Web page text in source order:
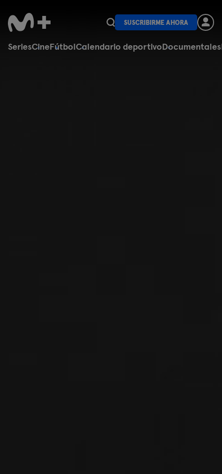
SeriesCineFútbolCalendario deportivoDocumentales
SUSCRIBIRME AHORA